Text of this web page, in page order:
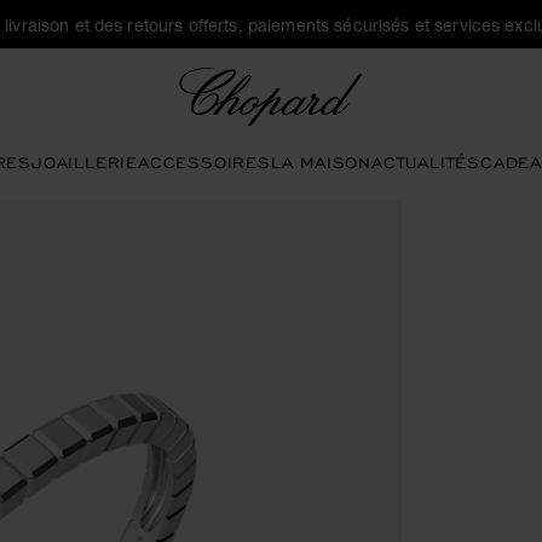
livraison et des retours offerts, paiements sécurisés et services
JOAILLERIEACCESSOIRESLA MAISONACTUALITÉS